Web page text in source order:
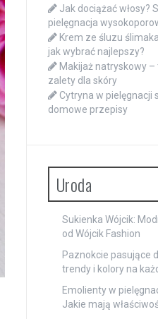
Jak dociążać włosy?
pielęgnacja
Krem ze śluzu
jak wybrać najlepszy?
Makijaż natryskowy –
zalety dla skóry
Cytryna w pielęgnacji
domowe przepisy
Uroda
Sukienka Wójcik:
od Wójcik Fashion
Paznokcie pasujące
trendy i kolory na
Emolienty w
Jakie mają